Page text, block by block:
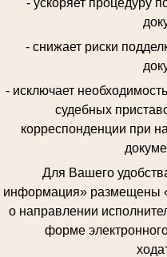
- снижает риски
- исключает
судебных
корреспонденции при
Для Вашего
информация» размещены
о направлении
форме